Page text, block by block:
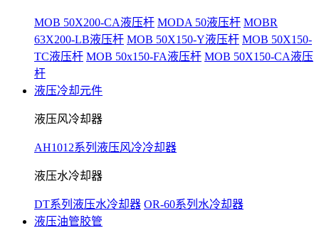
MOB 50X200-CA液压杆 MODA 50液压杆 MOBR
63X200-LB液压杆 MOB 50X150-Y液压杆 MOB 50X150-
TC液压杆 MOB 50x150-FA液压杆 MOB 50X150-CA液压
杆
液压冷却元件
液压风冷却器
AH1012系列液压风冷冷却器
液压水冷却器
DT系列液压水冷却器 OR-60系列水冷却器
液压油管胶管